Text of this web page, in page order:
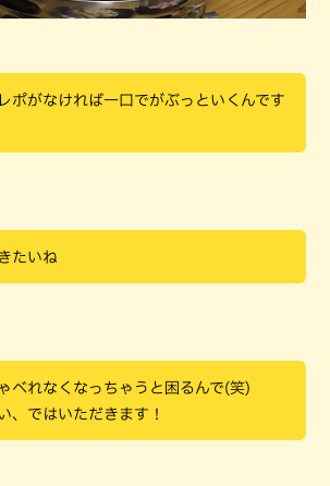
ポがなければ一口でがぶっといくんです
たいね
べれなくなっちゃうと困るんで(笑)
、ではいただきます！